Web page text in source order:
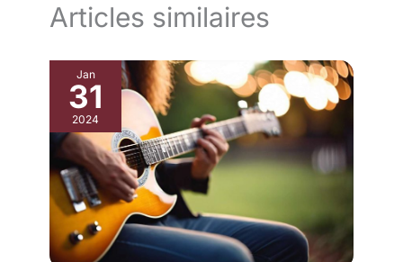
Articles similaires
Jan
31
2024